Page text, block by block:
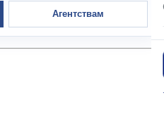
Агентствам